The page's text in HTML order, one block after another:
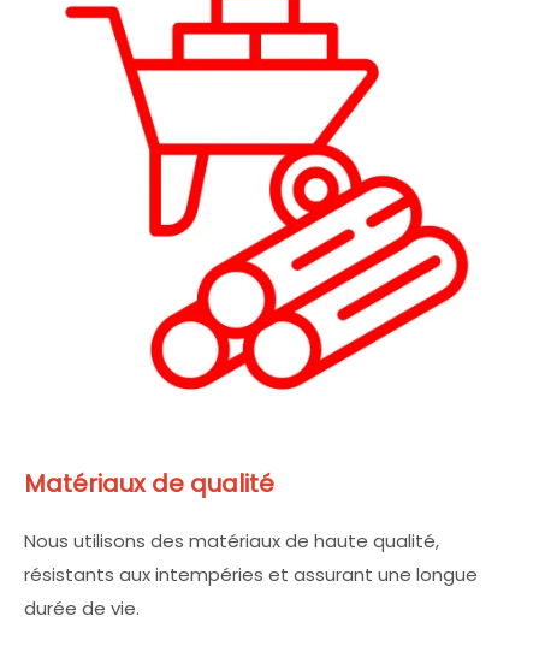
Matériaux de qualité
Nous utilisons des matériaux de haute qualité,
résistants aux intempéries et assurant une longue
durée de vie.